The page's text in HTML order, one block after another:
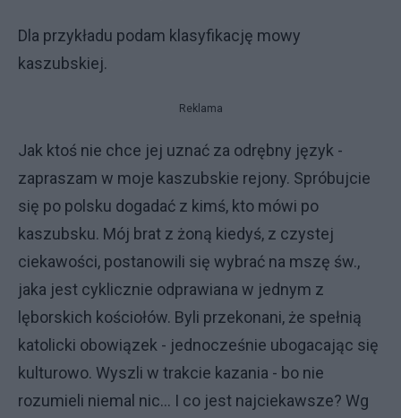
Dla przykładu podam klasyfikację mowy
kaszubskiej.
Reklama
Jak ktoś nie chce jej uznać za odrębny język -
zapraszam w moje kaszubskie rejony. Spróbujcie
się po polsku dogadać z kimś, kto mówi po
kaszubsku. Mój brat z żoną kiedyś, z czystej
ciekawości, postanowili się wybrać na mszę św.,
jaka jest cyklicznie odprawiana w jednym z
lęborskich kościołów. Byli przekonani, że spełnią
katolicki obowiązek - jednocześnie ubogacając się
kulturowo. Wyszli w trakcie kazania - bo nie
rozumieli niemal nic... I co jest najciekawsze? Wg